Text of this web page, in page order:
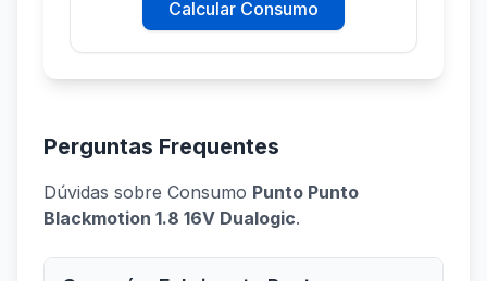
Calcular Consumo
Perguntas Frequentes
Dúvidas sobre Consumo Punto Punto
Blackmotion 1.8 16V Dualogic.